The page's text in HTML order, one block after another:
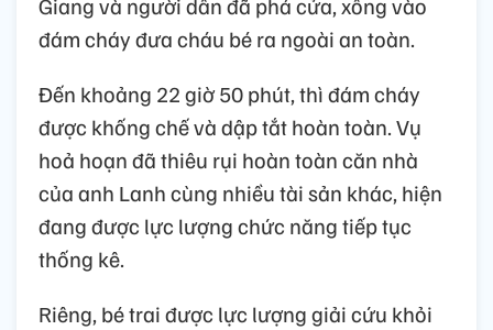
đám cháy đưa cháu bé ra ngoài an toàn.
Đến khoảng 22 giờ 50 phút, thì đám cháy
được khống chế và dập tắt hoàn toàn. Vụ
hoả hoạn đã thiêu rụi hoàn toàn căn nhà
của anh Lanh cùng nhiều tài sản khác, hiện
đang được lực lượng chức năng tiếp tục
thống kê.
Riêng, bé trai được lực lượng giải cứu khỏi